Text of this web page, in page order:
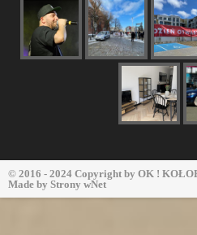
© 2016 - 2024 Copyright by OK !
Made by Strony wNet